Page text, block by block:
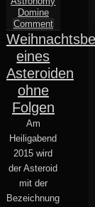
Domine
Comment
eines
Asteroiden
ohne
Folgen
Am
Heiligabend
2015 wird
der Asteroid
mit der
Bezeichnung